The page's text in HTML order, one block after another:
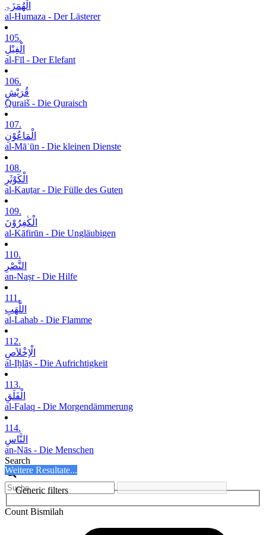
الْھُمَزَۃِ
al-Humaza - Der Lästerer
105.
الْفِیْلِ
al-Fīl - Der Elefant
106.
قُرَیْشٍ
Quraiš - Die Quraisch
107.
الْمَاعُوْنِ
al-Māʿūn - Die kleinen Dienste
108.
الْکَوْثَرِ
al-Kauṯar - Die Fülle des Guten
109.
الْکٰفِرُوْنَ
al-Kāfirūn - Die Ungläubigen
110.
النَّصْرِ
an-Naṣr - Die Hilfe
111.
اللَّھَبِ
al-Lahab - Die Flamme
112.
الْاِخْلاَصِ
al-Iḫlāṣ - Die Aufrichtigkeit
113.
الْفَلَقِ
al-Falaq - Die Morgendämmerung
114.
النَّاسِ
an-Nās - Die Menschen
Search
Weitere Resultate...
Generic filters
Count Bismilah